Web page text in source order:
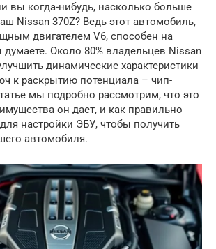
вы когда-нибудь, насколько больше
Nissan 370Z? Ведь этот автомобиль,
двигателем V6, способен на
Около 80% владельцев Nissan
динамические характеристики
к раскрытию потенциала – чип-
мы подробно рассмотрим, что это
он дает, и как правильно
настройки ЭБУ, чтобы получить
автомобиля.